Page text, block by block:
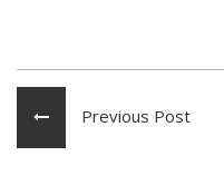
Previous Post